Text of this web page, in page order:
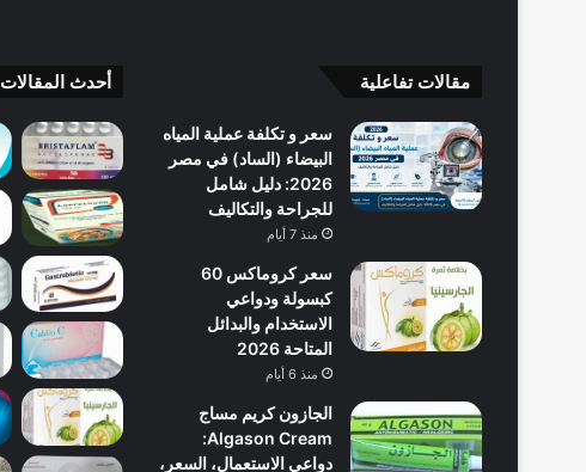
مقالات تفاعلية
سعر و تكلفة عملية المياه
البيضاء (الساد) في مصر
2026: دليل شامل
للجراحة والتكاليف
منذ 7 أيام
سعر كروماكس 60
كبسولة ودواعي
الاستخدام والبدائل
المتاحة 2026
منذ 6 أيام
الجازون كريم مساج
Algason Cream:
دواعي الاستعمال، السعر،
أحدث المقالات